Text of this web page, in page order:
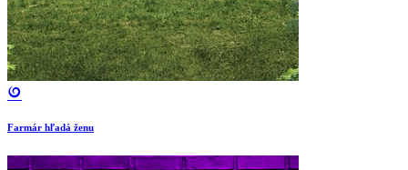
Farmár hľadá ženu